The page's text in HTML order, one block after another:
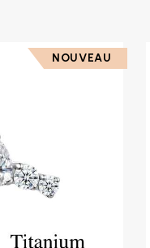
NOUVEAU